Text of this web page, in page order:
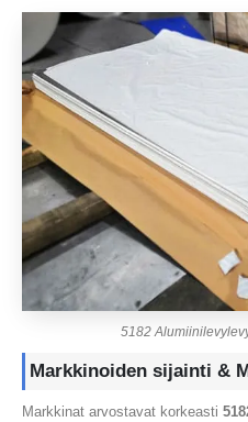
5182
Markkinoiden sijainti &
Markkinat arvostavat korkeasti